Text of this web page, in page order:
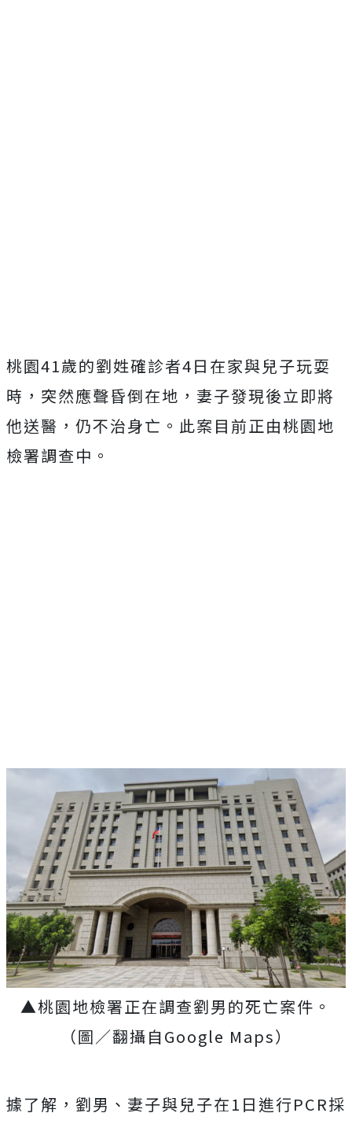
桃園41歲的劉姓確診者4日在家與兒子玩耍
時，突然應聲昏倒在地，妻子發現後立即將
他送醫，仍不治身亡。此案目前正由桃園地
檢署調查中。
▲桃園地檢署正在調查劉男的死亡案件。
（圖／翻攝自Google Maps）
據了解，劉男、妻子與兒子在1日進行PCR採